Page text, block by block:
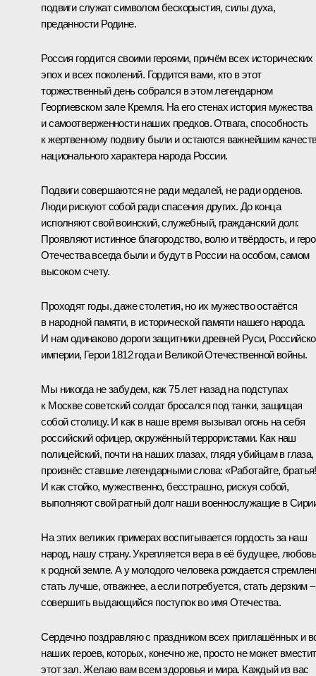
подвиги служат символом бескорыстия, силы духа,
преданности Родине.
Россия гордится своими героями, причём всех исторических
эпох и всех поколений. Гордится вами, кто в этот
торжественный день собрался в этом легендарном
Георгиевском зале Кремля. На его стенах история мужества
и самоотверженности наших предков. Отвага, способность
к жертвенному подвигу были и остаются важнейшим
национального характера народа России.
Подвиги совершаются не ради медалей, не ради орденов.
Люди рискуют собой ради спасения других. До конца
исполняют свой воинский, служебный, гражданский долг.
Проявляют истинное благородство, волю и твёрдость, и
Отечества всегда были и будут в России на особом, самом
высоком счету.
Проходят годы, даже столетия, но их мужество остаётся
в народной памяти, в исторической памяти нашего народа.
И нам одинаково дороги защитники древней Руси,
империи, Герои 1812 года и Великой Отечественной войны.
Мы никогда не забудем, как 75 лет назад на подступах
к Москве советский солдат бросался под танки, защищая
собой столицу. И как в наше время вызывал огонь на себя
российский офицер, окружённый террористами. Как наш
полицейский, почти на наших глазах, глядя убийцам в глаза,
произнёс ставшие легендарными слова: «Работайте,
И как стойко, мужественно, бесстрашно, рискуя собой,
выполняют свой ратный долг наши военнослужащие в
На этих великих примерах воспитывается гордость за наш
народ, нашу страну. Укрепляется вера в её будущее,
к родной земле. А у молодого человека рождается
стать лучше, отважнее, а если потребуется, стать дерзким –
совершить выдающийся поступок во имя Отечества.
Сердечно поздравляю с праздником всех приглашённых и
наших героев, которых, конечно же, просто не может
этот зал. Желаю вам всем здоровья и мира. Каждый из вас